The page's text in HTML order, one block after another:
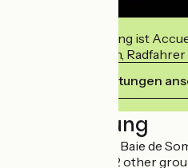
Diese Einrichtung ist
verpflichtet sich,
Ihre Verpflichtungen
Beschreibung
In the heart of the Baie de
an 1860 building. 2 other